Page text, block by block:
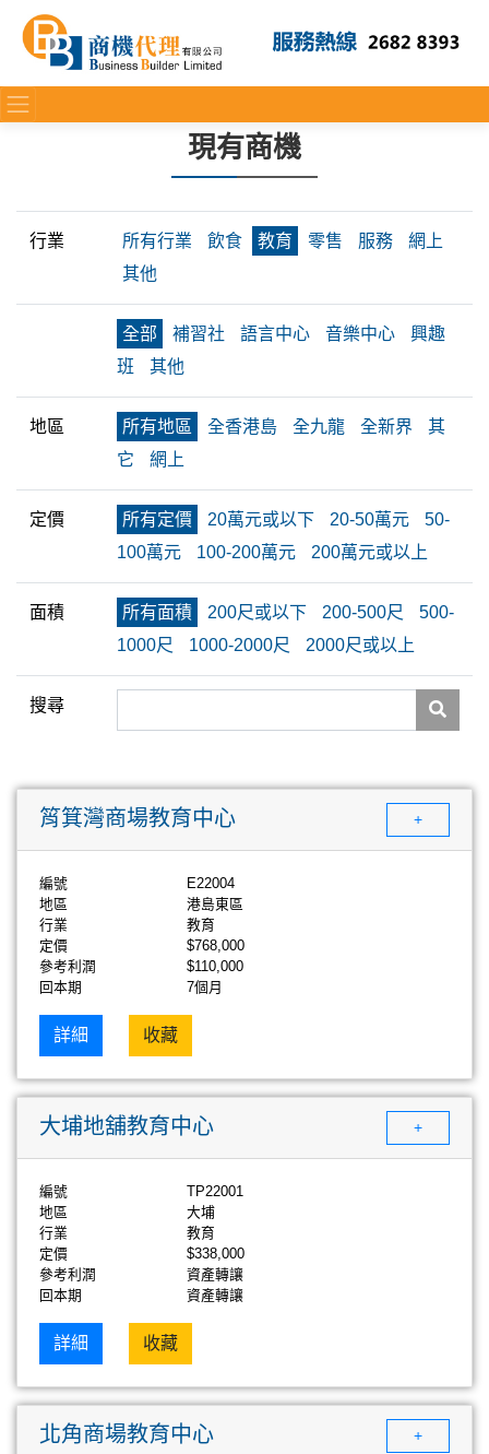
現有商機
行業 所有行業 飲食 教育 零售 服務
網上
其他
全部 補習社 語言中心 音樂中心
興趣
班
其他
地區 所有地區 全香港島 全九龍 全新界
其
它
網上
定價 所有定價 20萬元或以下 20-50萬元
50-
100萬元
100-200萬元 200萬元或以上
面積 所有面積 200尺或以下 200-500尺
500-
1000尺
1000-2000尺 2000尺或以上
搜尋
筲箕灣商場教育中心 +
編號
E22004
地區
港島東區
行業
教育
定價
$768,000
參考利潤
$110,000
回本期
7個月
詳細 收藏
大埔地舖教育中心 +
編號
TP22001
地區
大埔
行業
教育
定價
$338,000
參考利潤
資產轉讓
回本期
資產轉讓
詳細 收藏
北角商場教育中心 +